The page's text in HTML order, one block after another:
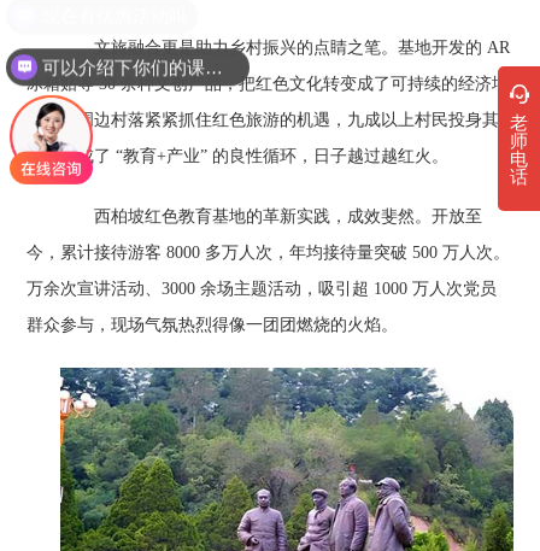
文旅融合更是助力乡村振兴的点睛之笔。基地开发的 AR
冰箱贴等 30 余种文创产品，把红色文化转变成了可持续的经济增
长点。周边村落紧紧抓住红色旅游的机遇，九成以上村民投身其
中，形成了 “教育+产业” 的良性循环，日子越过越红火。
西柏坡红色教育基地的革新实践，成效斐然。开放至
今，累计接待游客 8000 多万人次，年均接待量突破 500 万人次。
万余次宣讲活动、3000 余场主题活动，吸引超 1000 万人次党员
群众参与，现场气氛热烈得像一团团燃烧的火焰。
老
师
电
话